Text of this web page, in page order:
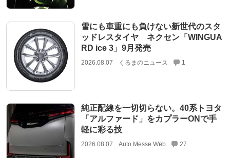
雪にも車重にも負けない新世代のスタ
ッドレスタイヤ ネクセン「WINGUA
RD ice 3」9月発売
2026.08.07 くるまのニュース 1
純正配線を一切切らない。40系トヨタ
「アルファード」をカプラーONで手
軽に彩る技
2026.08.07 Auto Messe Web 27